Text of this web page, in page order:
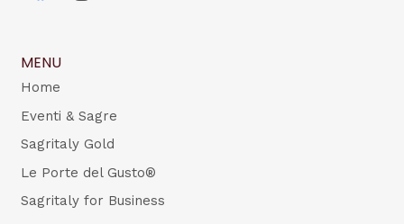
MENU
Home
Eventi & Sagre
Sagritaly Gold
Le Porte del Gusto®
Sagritaly for Business